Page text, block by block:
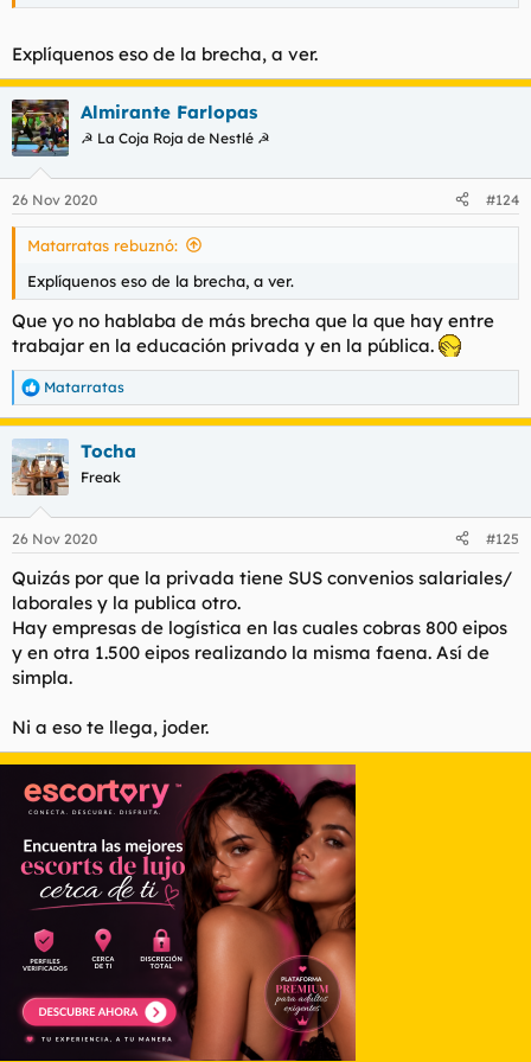
Explíquenos eso de la brecha, a ver.
Almirante Farlopas
☭ La Coja Roja de Nestlé ☭
26 Nov 2020 #124
Matarratas rebuznó:
Explíquenos eso de la brecha, a ver.
Que yo no hablaba de más brecha que la que hay entre
trabajar en la educación privada y en la pública.
R
e
a
c
c
i
e
:
Matarratas
Tocha
Freak
26 Nov 2020 #125
Quizás por que la privada tiene SUS convenios salariales/
laborales y la publica otro.
Hay empresas de logística en las cuales cobras 800 eipos
y en otra 1.500 eipos realizando la misma faena. Así de
simpla.
Ni a eso te llega, joder.